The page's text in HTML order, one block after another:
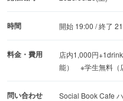
時間 開始 19:00 / 終了
料金・費用
店内1,000円
能） ※学生無料（
問い合わせ
Social Book Cafe